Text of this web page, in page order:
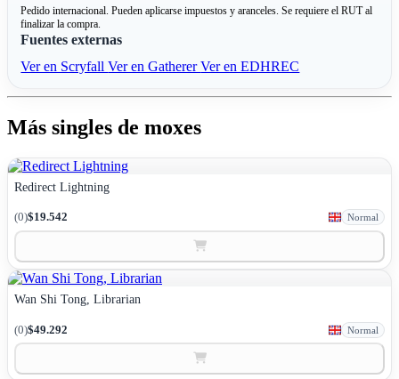
Pedido internacional. Pueden aplicarse impuestos y aranceles. Se requiere el RUT al
finalizar la compra.
Fuentes externas
Ver en ScryfallVer en GathererVer en EDHREC
Más singles de moxes
Redirect Lightning
(0)$19.542 Normal
Wan Shi Tong, Librarian
(0)$49.292 Normal